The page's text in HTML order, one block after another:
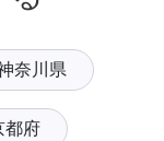
奈川県
都府